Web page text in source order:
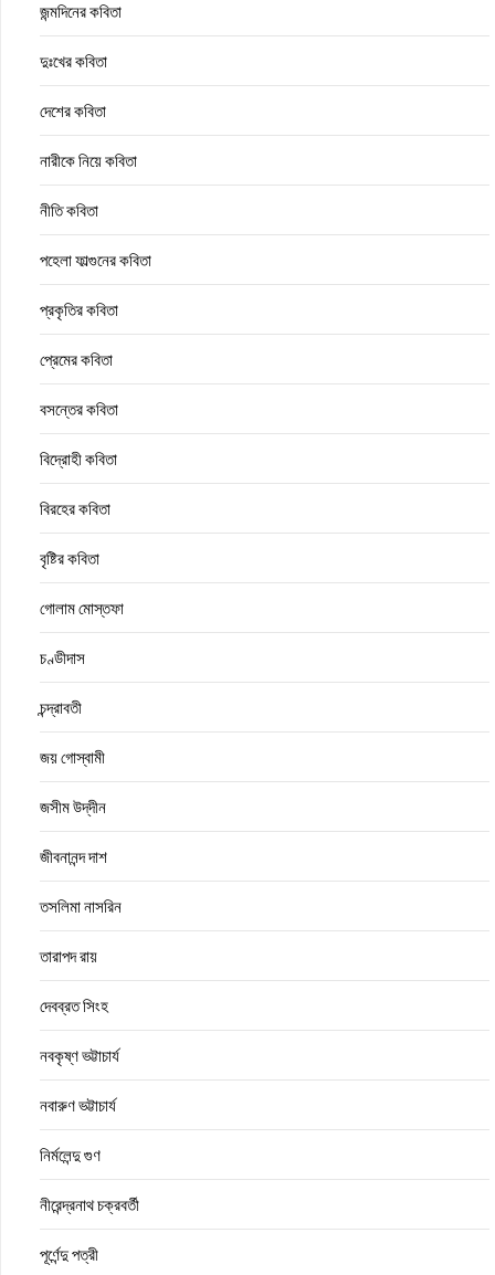
জন্মদিনের কবিতা
দুঃখের কবিতা
দেশের কবিতা
নারীকে নিয়ে কবিতা
নীতি কবিতা
পহেলা ফাল্গুনের কবিতা
প্রকৃতির কবিতা
প্রেমের কবিতা
বসন্তের কবিতা
বিদ্রোহী কবিতা
বিরহের কবিতা
বৃষ্টির কবিতা
গোলাম মোস্তফা
চণ্ডীদাস
চন্দ্রাবতী
জয় গোস্বামী
জসীম উদ্‌দীন
জীবনানন্দ দাশ
তসলিমা নাসরিন
তারাপদ রায়
দেবব্রত সিংহ
নবকৃষ্ণ ভট্টাচার্য
নবারুণ ভট্টাচার্য
নির্মলেন্দু গুণ
নীরেন্দ্রনাথ চক্রবর্তী
পূর্ণেন্দু পত্রী